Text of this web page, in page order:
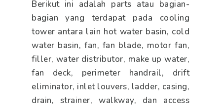
Berikut ini adalah parts atau bagian-
bagian yang terdapat pada cooling
tower antara lain hot water basin, cold
water basin, fan, fan blade, motor fan,
filler, water distributor, make up water,
fan deck, perimeter handrail, drift
eliminator, inlet louvers, ladder, casing,
drain, strainer, walkway, dan access